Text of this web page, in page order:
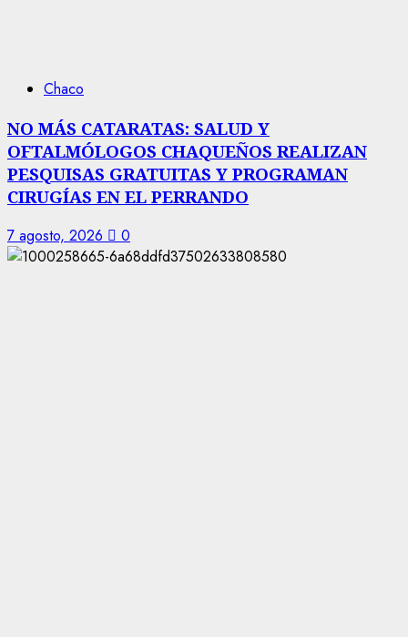
Chaco
NO MÁS CATARATAS: SALUD Y
OFTALMÓLOGOS CHAQUEÑOS REALIZAN
PESQUISAS GRATUITAS Y PROGRAMAN
CIRUGÍAS EN EL PERRANDO
7 agosto, 2026 0